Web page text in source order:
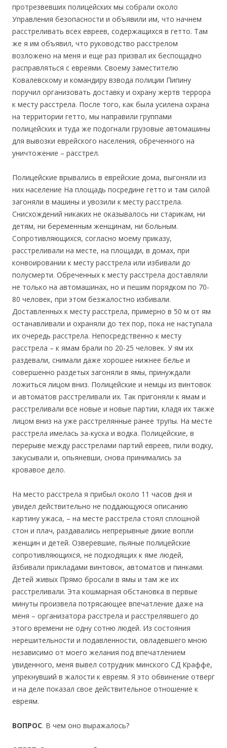
протрезвевших полицейских мы собрали около
Управления безопасности и объявили им, что начнем
расстреливать всех евреев, содержащихся в гетто. Там
же я им объявил, что руководство расстрелом
возложено на меня и еще раз призвал их беспощадно
расправляться с евреями. Своему заместителю
Ковалевскому и командиру взвода полиции Пипину
поручил организовать доставку и охрану жертв террора
к месту расстрела. После того, как была усилена охрана
на территории гетто, мы направили группами
полицейских и туда же подогнали грузовые автомашины
для вывозки еврейского населения, обреченного на
уничтожение – расстрел.
Полицейские врывались в еврейские дома, выгоняли из
них население На площадь посредине гетто и там силой
загоняли в машины и увозили к месту расстрела.
Снисхождений никаких не оказывалось ни старикам, ни
детям, ни беременным женщинам, ни больным.
Сопротивляющихся, согласно моему приказу,
расстреливали на месте, на площади, в домах, при
конвоировании к месту расстрела или избивали до
полусмерти. Обреченных к месту расстрела доставляли
не только на автомашинах, но и пешим порядком по 70-
80 человек, при этом безжалостно избивали.
Доставленных к месту расстрела, примерно в 50 м от ям
останавливали и охраняли до тех пор, пока не наступала
их очередь расстрела. Непосредственно к месту
расстрела – к ямам брали по 20-25 человек. У ям их
раздевали, снимали даже хорошее нижнее белье и
совершенно раздетых загоняли в ямы, принуждали
ложиться лицом вниз. Полицейские и немцы из винтовок
и автоматов расстреливали их. Так пригоняли к ямам и
расстреливали все новые и новые партии, кладя их также
лицом вниз на уже расстрелянные ранее трупы. На месте
расстрела имелась за-куска и водка. Полицейские, в
перерыве между расстрелами партий евреев, пили водку,
закусывали и, опьяневши, снова принимались за
кровавое дело.
На место расстрела я прибыл около 11 часов дня и
увидел действительно не поддающуюся описанию
картину ужаса, – на месте расстрела стоял сплошной
стон и плач, раздавались непрерывные дикие вопли
женщин и детей. Озверевшие, пьяные полицейские
сопротивляющихся, не подходящих к яме людей,
йзбивали прикладами винтовок, автоматов и пинками.
Детей живых Прямо бросали в ямы и там же их
расстреливали. Эта кошмарная обстановка в первые
минуты произвела потрясающее впечатление даже на
меня – организатора расстрела и расстрелявшего до
этого времени не одну сотню людей. Из состояния
нерешительности и подавленности, овладевшего мною
независимо от моего желания под впечатлением
увиденного, меня вывел сотрудник минского СД Краффе,
упрекнувший в жалости к евреям. Я это обвинение отверг
и на деле показал свое действительное отношение к
евреям.
ВОПРОС. В чем оно выражалось?